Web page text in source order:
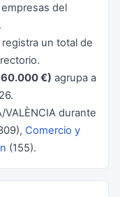
empresas del
registra un total de
60.000 €) agrupa a
VALÈNCIA durante
Comercio y
(155).